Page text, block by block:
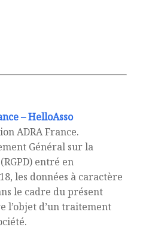
– HelloAsso
ADRA France.
Général sur la
entré en
les données à caractère
le cadre du présent
d’un traitement